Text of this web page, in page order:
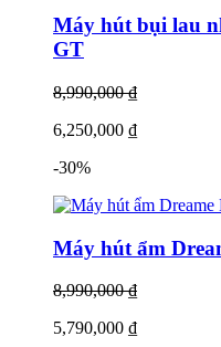
Máy hút bụi lau
GT
8,990,000 ₫
6,250,000 ₫
-30%
Máy hút ẩm
8,990,000 ₫
5,790,000 ₫